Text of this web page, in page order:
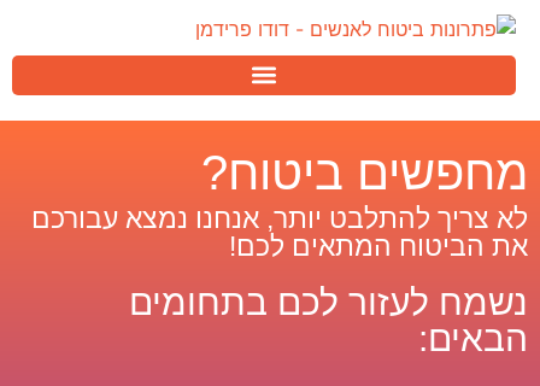
מחפשים ביטוח?
לא צריך להתלבט יותר, אנחנו נמצא עבורכם
את הביטוח המתאים לכם!
נשמח לעזור לכם בתחומים
הבאים: